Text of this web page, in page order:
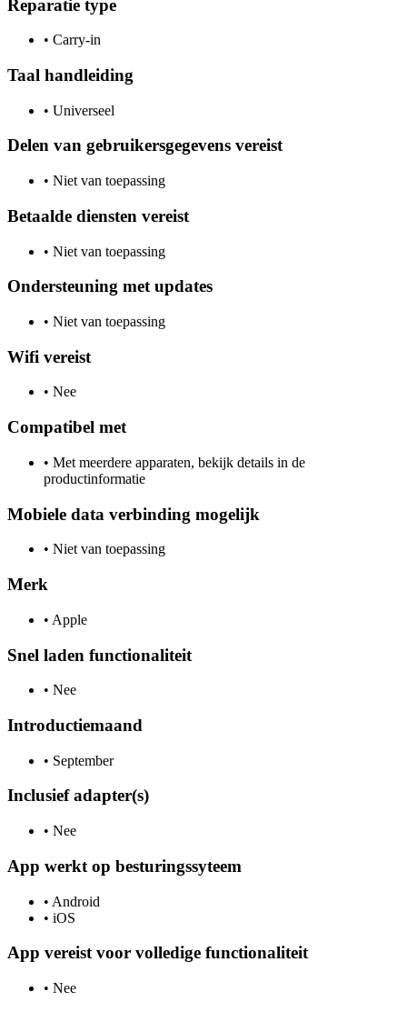
Reparatie type
• Carry-in
Taal handleiding
• Universeel
Delen van gebruikersgegevens vereist
• Niet van toepassing
Betaalde diensten vereist
• Niet van toepassing
Ondersteuning met updates
• Niet van toepassing
Wifi vereist
• Nee
Compatibel met
• Met meerdere apparaten, bekijk details in de
productinformatie
Mobiele data verbinding mogelijk
• Niet van toepassing
Merk
• Apple
Snel laden functionaliteit
• Nee
Introductiemaand
• September
Inclusief adapter(s)
• Nee
App werkt op besturingssyteem
• Android
• iOS
App vereist voor volledige functionaliteit
• Nee